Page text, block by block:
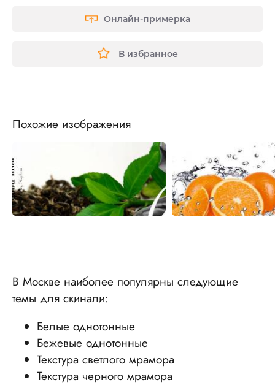
Онлайн-примерка
В избранное
Похожие изображения
В Москве наиболее популярны следующие
темы для скинали:
Белые однотонные
Бежевые однотонные
Текстура светлого мрамора
Текстура черного мрамора